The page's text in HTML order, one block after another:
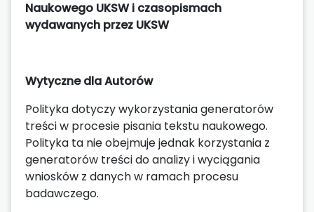
Naukowego UKSW i czasopismach
wydawanych przez UKSW
Wytyczne dla Autorów
Polityka dotyczy wykorzystania generatorów
treści w procesie pisania tekstu naukowego.
Polityka ta nie obejmuje jednak korzystania z
generatorów treści do analizy i wyciągania
wniosków z danych w ramach procesu
badawczego.